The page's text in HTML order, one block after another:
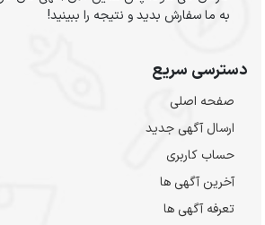
به ما سفارش بدید و نتیجه را ببینید!
دسترسی سریع
صفحه اصلی
ارسال‌ آگهی جدید
حساب کاربری
آخرین آگهی ها
تعرفه آگهی ها